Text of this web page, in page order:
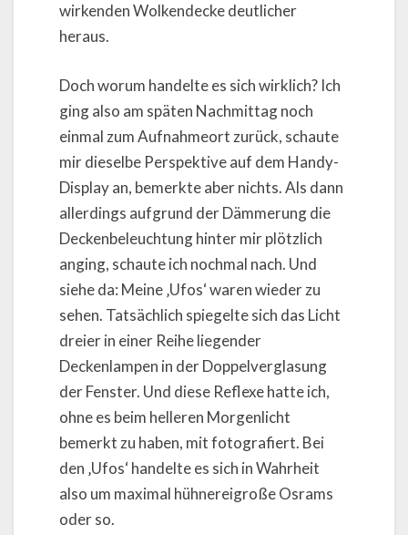
wirkenden Wolkendecke deutlicher
heraus.
Doch worum handelte es sich wirklich? Ich
ging also am späten Nachmittag noch
einmal zum Aufnahmeort zurück, schaute
mir dieselbe Perspektive auf dem Handy-
Display an, bemerkte aber nichts. Als dann
allerdings aufgrund der Dämmerung die
Deckenbeleuchtung hinter mir plötzlich
anging, schaute ich nochmal nach. Und
siehe da: Meine ‚Ufos‘ waren wieder zu
sehen. Tatsächlich spiegelte sich das Licht
dreier in einer Reihe liegender
Deckenlampen in der Doppelverglasung
der Fenster. Und diese Reflexe hatte ich,
ohne es beim helleren Morgenlicht
bemerkt zu haben, mit fotografiert. Bei
den ‚Ufos‘ handelte es sich in Wahrheit
also um maximal hühnereigroße Osrams
oder so.